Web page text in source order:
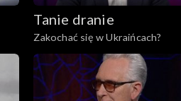
Tanie dranie
Zakochać się w Ukraińcach?